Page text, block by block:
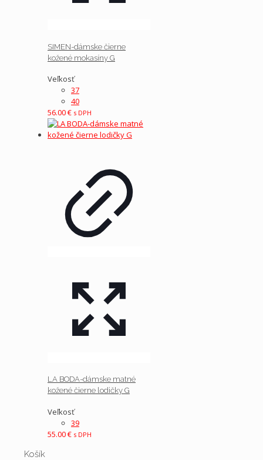
SIMEN-dámske čierne
kožené mokasíny G
Veľkosť
37
40
56.00€ s DPH
LA BODA-dámske matné
kožené čierne lodičky G
Veľkosť
39
55.00€ s DPH
Košík